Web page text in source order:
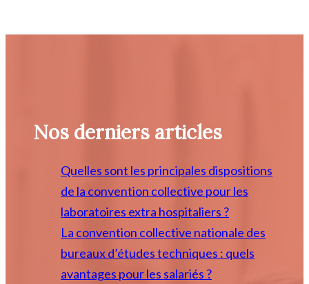
Nos derniers articles
Quelles sont les principales dispositions
de la convention collective pour les
laboratoires extra hospitaliers ?
La convention collective nationale des
bureaux d’études techniques : quels
avantages pour les salariés ?